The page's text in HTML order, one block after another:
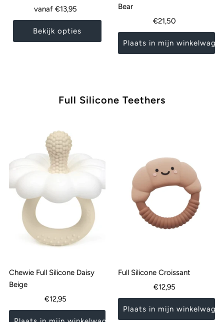
Normale
prijs
vanaf €13,95
Bekijk opties
Bear
Normale
prijs
€21,50
Full Silicone Teethers
Chewie Full Silicone Daisy
Beige
Normale
prijs
€12,95
Full Silicone Croissant
Normale
prijs
€12,95